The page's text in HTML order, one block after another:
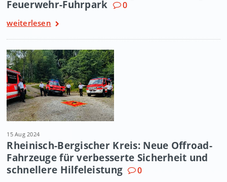
Feuerwehr-Fuhrpark
0
weiterlesen
15 Aug 2024
Rheinisch-Bergischer Kreis: Neue Offroad-
Fahrzeuge für verbesserte Sicherheit und
schnellere Hilfeleistung
0